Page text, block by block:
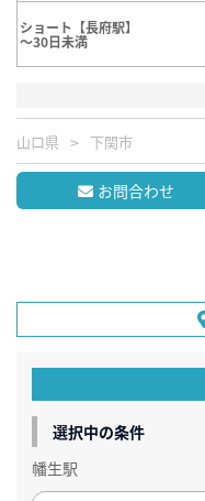
ショート【長府駅】
～30日未満
山口県 下関市
お問合わせ
選択中の条件
幡生駅